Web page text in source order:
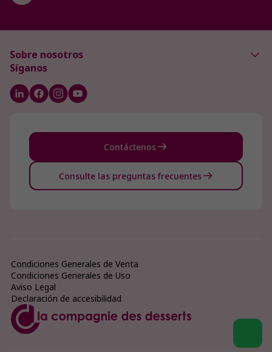
Sobre nosotros
Síganos
Contáctenos
Consulte las preguntas frecuentes
Condiciones Generales de Venta
Condiciones Generales de Uso
Aviso Legal
Declaración de accesibilidad